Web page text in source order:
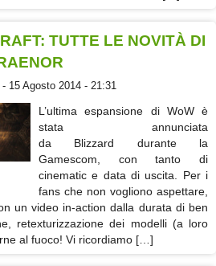
TUTTE LE NOVITÀ DI
- 15 Agosto 2014 - 21:31
L’ultima espansione di WoW è
stata annunciata
da Blizzard durante la
Gamescom, con tanto di
cinematic e data di uscita. Per i
fans che non vogliono aspettare,
un video in-action dalla durata di ben
retexturizzazione dei modelli (a loro
al fuoco! Vi ricordiamo […]